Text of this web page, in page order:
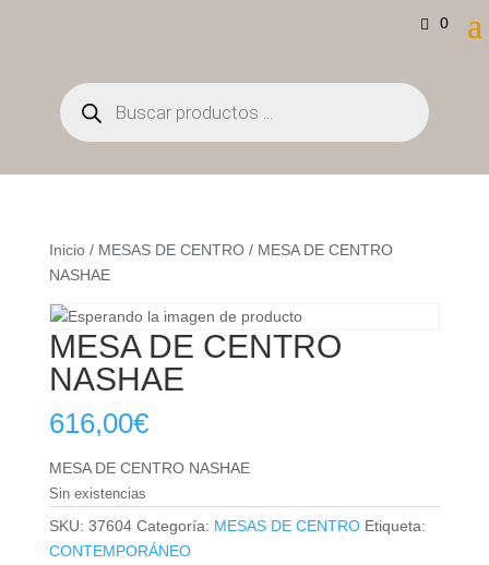
0
Búsqueda
de
productos
Inicio/ MESAS DE CENTRO/ MESA DE CENTRO
NASHAE
MESA DE CENTRO
NASHAE
616,00€
MESA DE CENTRO NASHAE
Sin existencias
SKU: 37604 Categoría: MESAS DE CENTRO Etiqueta:
CONTEMPORÁNEO